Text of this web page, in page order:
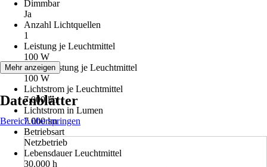
Dimmbar
Ja
Anzahl Lichtquellen
1
Leistung je Leuchtmittel
100 W
Max. Leistung je Leuchtmittel
100 W
Lichtstrom je Leuchtmittel
7.000 lm
Lichtstrom in Lumen
7.000 lm
Betriebsart
Netzbetrieb
Lebensdauer Leuchtmittel
30.000 h
Mehr anzeigen
Datenblätter
Bereich überspringen